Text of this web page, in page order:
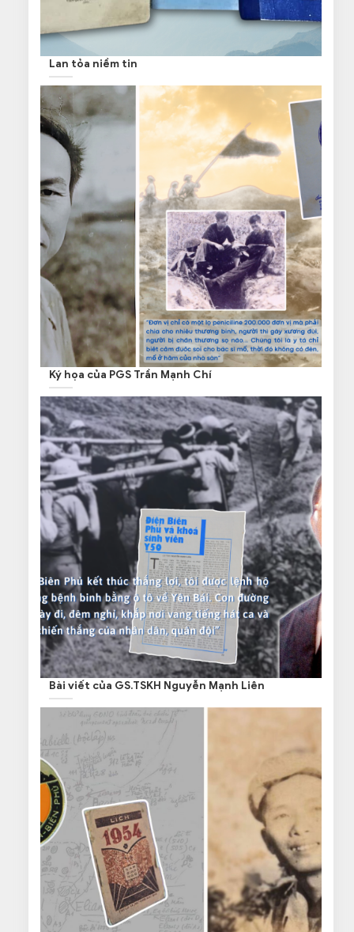
Lan tỏa niềm tin
Ký họa của PGS Trần Mạnh Chí
Bài viết của GS.TSKH Nguyễn Mạnh Liên